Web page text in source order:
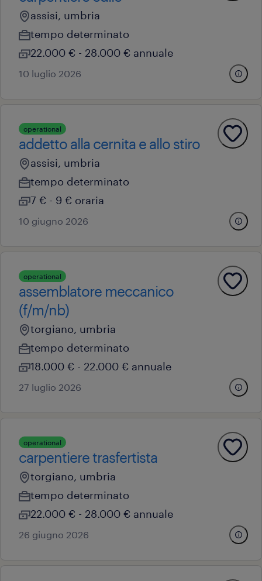
assisi, umbria
tempo determinato
22.000 € - 28.000 € annuale
10 luglio 2026
operational
addetto alla cernita e allo stiro
assisi, umbria
tempo determinato
7 € - 9 € oraria
10 giugno 2026
operational
assemblatore meccanico
(f/m/nb)
torgiano, umbria
tempo determinato
18.000 € - 22.000 € annuale
27 luglio 2026
operational
carpentiere trasfertista
torgiano, umbria
tempo determinato
22.000 € - 28.000 € annuale
26 giugno 2026